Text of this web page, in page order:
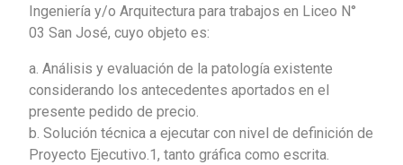
Ingeniería y/o Arquitectura para trabajos en Liceo N°
03 San José, cuyo objeto es:
a. Análisis y evaluación de la patología existente
considerando los antecedentes aportados en el
presente pedido de precio.
b. Solución técnica a ejecutar con nivel de definición de
Proyecto Ejecutivo.1, tanto gráfica como escrita.